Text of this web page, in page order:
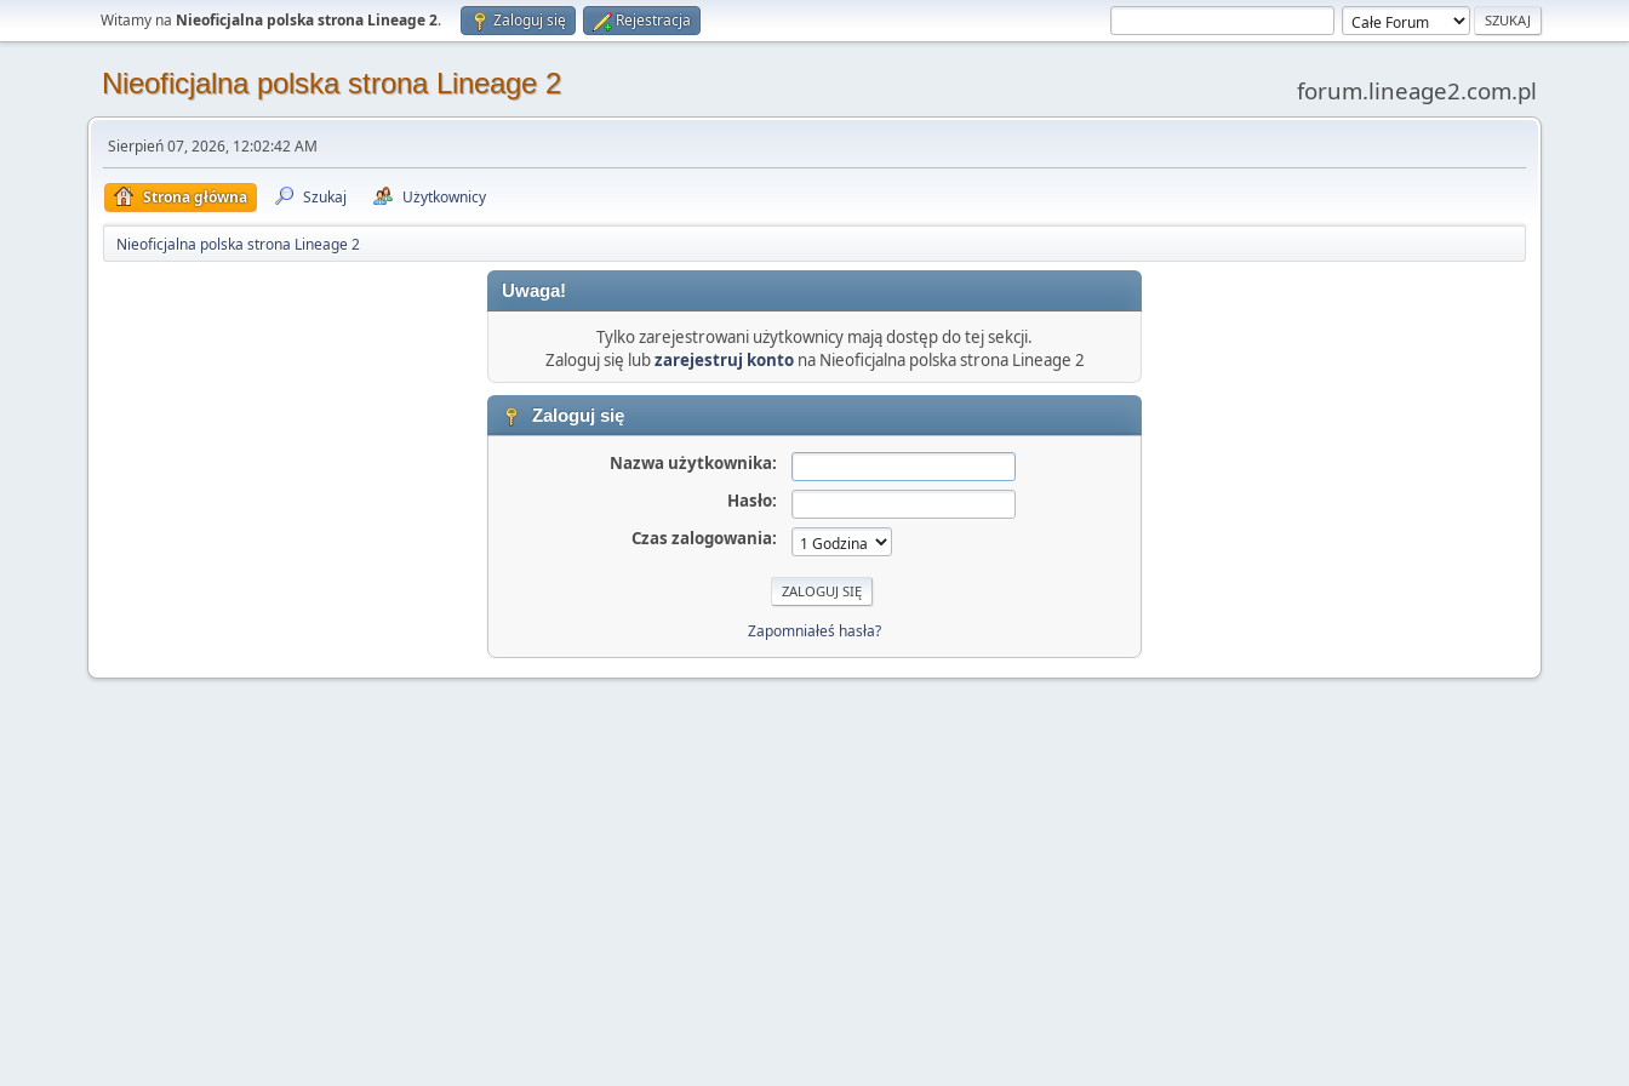
Witamy na Nieoficjalna polska strona Lineage 2. Zaloguj się Rejestracja
Nieoficjalna polska strona Lineage 2 forum.lineage2.com.pl
Sierpień 07, 2026, 12:02:42 AM
Strona główna Szukaj Użytkownicy
Nieoficjalna polska strona Lineage 2
Uwaga!
Tylko zarejestrowani użytkownicy mają dostęp do tej sekcji.
Zaloguj się lubzarejestruj kontona Nieoficjalna polska strona Lineage 2
Zaloguj się
Nazwa użytkownika:
Hasło:
Czas zalogowania:
Zapomniałeś hasła?